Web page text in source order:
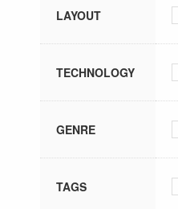
LAYOUT
TECHNOLOGY
GENRE
TAGS